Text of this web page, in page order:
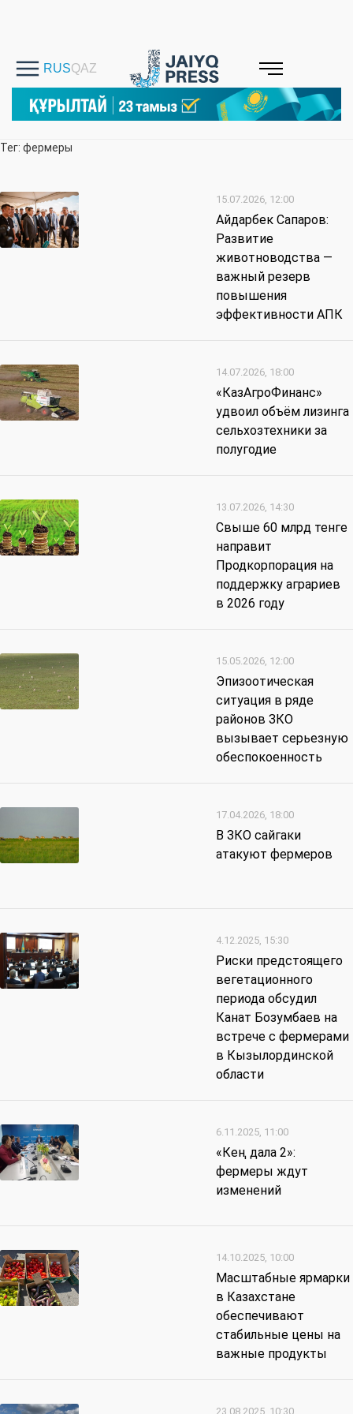
Тег: фермеры
15.07.2026, 12:00
Айдарбек Сапаров:
Развитие
животноводства —
важный резерв
повышения
эффективности АПК
14.07.2026, 18:00
«КазАгроФинанс»
удвоил объём лизинга
сельхозтехники за
полугодие
13.07.2026, 14:30
Свыше 60 млрд тенге
направит
Продкорпорация на
поддержку аграриев
в 2026 году
15.05.2026, 12:00
Эпизоотическая
ситуация в ряде
районов ЗКО
вызывает серьезную
обеспокоенность
17.04.2026, 18:00
В ЗКО сайгаки
атакуют фермеров
4.12.2025, 15:30
Риски предстоящего
вегетационного
периода обсудил
Канат Бозумбаев на
встрече с фермерами
в Кызылординской
области
6.11.2025, 11:00
«Кең дала 2»:
фермеры ждут
изменений
14.10.2025, 10:00
Масштабные ярмарки
в Казахстане
обеспечивают
стабильные цены на
важные продукты
23.08.2025, 10:30